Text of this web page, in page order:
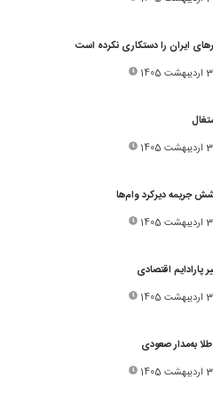
ایران را دستکاری نکرده است
جریمه دیرکرد وام‌ها
پارادایم اقتصادی
به‌مدار صعودی